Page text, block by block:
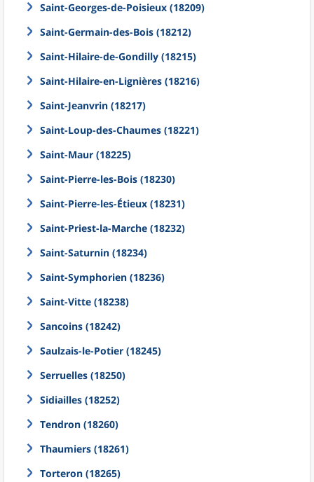
Saint-Georges-de-Poisieux (18209)
Saint-Germain-des-Bois (18212)
Saint-Hilaire-de-Gondilly (18215)
Saint-Hilaire-en-Lignières (18216)
Saint-Jeanvrin (18217)
Saint-Loup-des-Chaumes (18221)
Saint-Maur (18225)
Saint-Pierre-les-Bois (18230)
Saint-Pierre-les-Étieux (18231)
Saint-Priest-la-Marche (18232)
Saint-Saturnin (18234)
Saint-Symphorien (18236)
Saint-Vitte (18238)
Sancoins (18242)
Saulzais-le-Potier (18245)
Serruelles (18250)
Sidiailles (18252)
Tendron (18260)
Thaumiers (18261)
Torteron (18265)